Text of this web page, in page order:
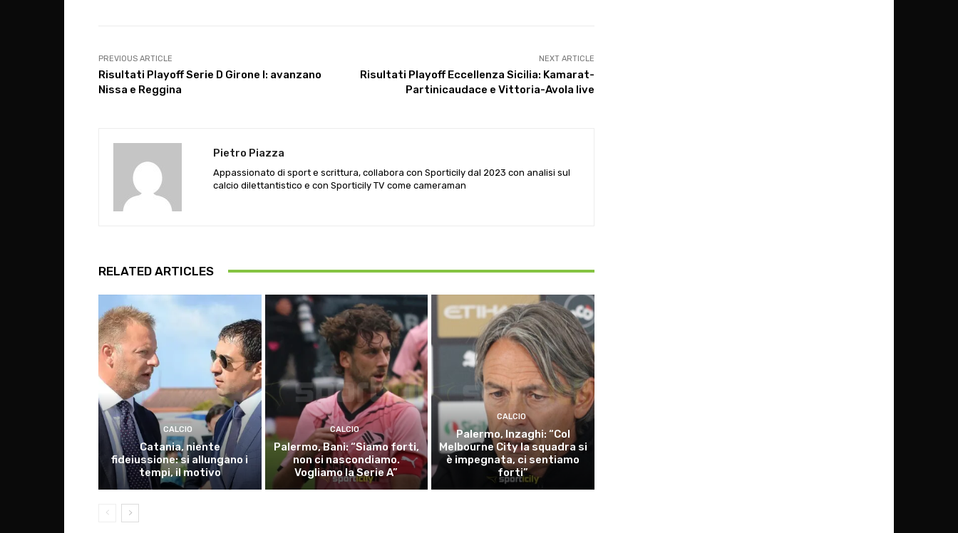
PREVIOUS ARTICLE
Risultati Playoff Serie D Girone I: avanzano
Nissa e Reggina
NEXT ARTICLE
Risultati Playoff Eccellenza Sicilia: Kamarat-
Partinicaudace e Vittoria-Avola live
Pietro Piazza
Appassionato di sport e scrittura, collabora con Sporticily dal 2023 con analisi sul
calcio dilettantistico e con Sporticily TV come cameraman
RELATED ARTICLES
CALCIO
Catania, niente
fideiussione: si allungano i
tempi, il motivo
CALCIO
Palermo, Bani: “Siamo forti,
non ci nascondiamo.
Vogliamo la Serie A”
CALCIO
Palermo, Inzaghi: “Col
Melbourne City la squadra si
è impegnata, ci sentiamo
forti”